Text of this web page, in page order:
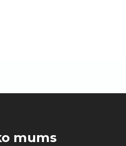
mums